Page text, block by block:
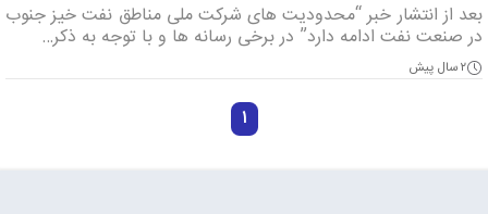
بعد از انتشار خبر “محدودیت های شرکت ملی مناطق نفت خیز جنوب
در صنعت نفت ادامه دارد” در برخی رسانه ها و با توجه به ذکر…
۲ سال پیش
۱